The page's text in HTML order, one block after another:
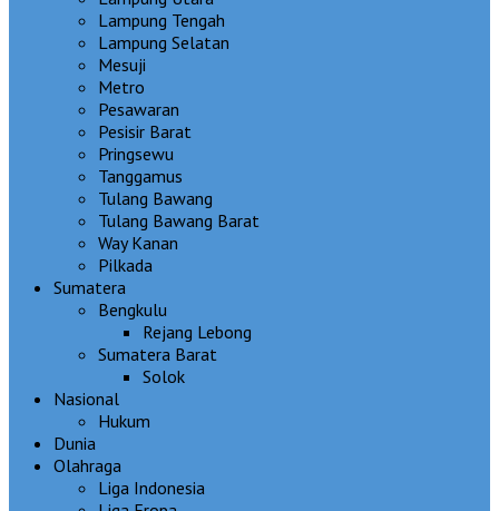
Lampung Tengah
Lampung Selatan
Mesuji
Metro
Pesawaran
Pesisir Barat
Pringsewu
Tanggamus
Tulang Bawang
Tulang Bawang Barat
Way Kanan
Pilkada
Sumatera
Bengkulu
Rejang Lebong
Sumatera Barat
Solok
Nasional
Hukum
Dunia
Olahraga
Liga Indonesia